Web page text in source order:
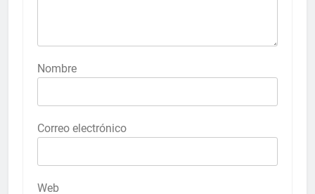
Nombre
Correo electrónico
Web